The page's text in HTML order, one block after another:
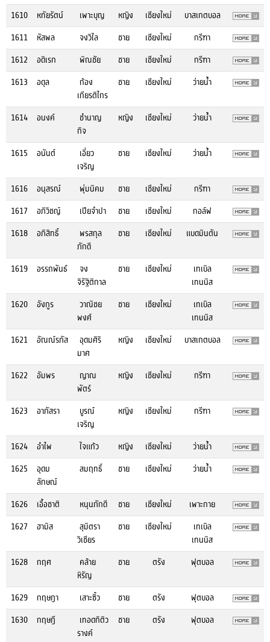
1610
หทัยรัตน์ เพาะบุญ หญิง เชียงใหม่
บาสเกตบอล
1611
หัสพล จงวิไล ชาย เชียงใหม่
กรีฑา
1612
อดิเรก พิณชัย ชาย เชียงใหม่
กรีฑา
1613
อดุล
ก้อง
เกียรติไกร
ชาย เชียงใหม่ ว่ายน้ำ
1614 อนงค์
ชำนาญ
กิจ
หญิง เชียงใหม่ ว่ายน้ำ
1615 อนันต์
เอี่ยว
เจริญ
ชาย เชียงใหม่ ว่ายน้ำ
1616 อนุสรณ์ พุ่มนิคม ชาย เชียงใหม่
กรีฑา
1617
อภิวิชญ์ เปียจำปา ชาย เชียงใหม่
กอล์ฟ
1618
อภิสิทธิ์
พรสกุล
ภักดี
ชาย เชียงใหม่ แบดมินตัน
1619 อรรถพันธ์
จง
จิรัฐิติกาล
ชาย เชียงใหม่
เทเบิล
เทนนิส
1620
อังกูร
วาณิชย
พงศ์
ชาย เชียงใหม่
เทเบิล
เทนนิส
1621
อัณณ์รภัส
อุดมศิริ
มาศ
หญิง เชียงใหม่ บาสเกตบอล
1622 อัมพร
ญาณ
พัตร์
หญิง เชียงใหม่ กรีฑา
1623 อาภัสรา
บูรณ์
เจริญ
หญิง เชียงใหม่ กรีฑา
1624 อำไพ ใจแก้ว หญิง เชียงใหม่
ว่ายน้ำ
1625
อุดม
ลักษณ์
สมฤทธิ์ ชาย เชียงใหม่ ว่ายน้ำ
1626 เอื้อชาติ หนุนภักดี ชาย เชียงใหม่
เพาะกาย
1627
ฮามิส
สุมิตรา
วิเชียร
ชาย เชียงใหม่
เทเบิล
เทนนิส
1628
กฤศ
คล้าย
หิรัญ
ชาย ตรัง ฟุตบอล
1629 กฤษฎา เสาะซิ้ว ชาย ตรัง
ฟุตบอล
1630
กฤษฎี
เทอดกิติว
รางค์
ชาย ตรัง ฟุตบอล